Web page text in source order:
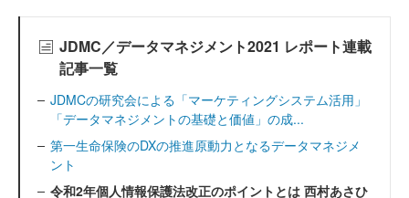
JDMC／データマネジメント2021 レポート連載
記事一覧
JDMCの研究会による「マーケティングシステム活用」
「データマネジメントの基礎と価値」の成...
第一生命保険のDXの推進原動力となるデータマネジメ
ント
令和2年個人情報保護法改正のポイントとは 西村あさひ